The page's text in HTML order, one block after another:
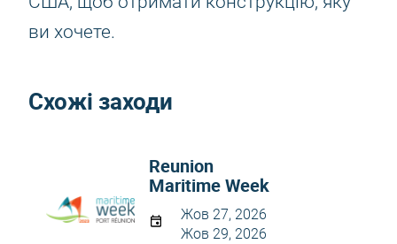
ви хочете.
Схожі заходи
Reunion
Maritime Week
Жов 27, 2026
Жов 29, 2026